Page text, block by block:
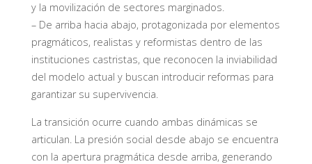
y la movilización de sectores marginados.
– De arriba hacia abajo, protagonizada por elementos
pragmáticos, realistas y reformistas dentro de las
instituciones castristas, que reconocen la inviabilidad
del modelo actual y buscan introducir reformas para
garantizar su supervivencia.
La transición ocurre cuando ambas dinámicas se
articulan. La presión social desde abajo se encuentra
con la apertura pragmática desde arriba, generando